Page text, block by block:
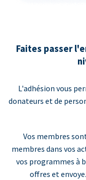
Faites passer
L'adhésion vous
donateurs et de
Vos membres
membres dans vos
vos programmes à
offres et